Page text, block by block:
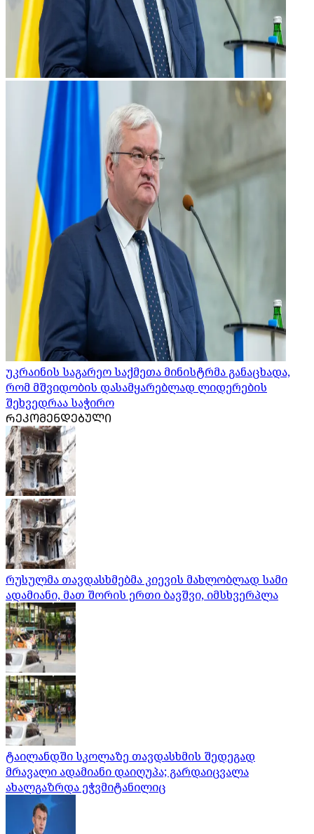
უკრაინის საგარეო საქმეთა მინისტრმა განაცხადა,
რომ მშვიდობის დასამყარებლად ლიდერების
შეხვედრაა საჭირო
ᲠᲔᲙᲝᲛᲔᲜᲓᲔᲑᲣᲚᲘ
რუსულმა თავდასხმებმა კიევის მახლობლად სამი
ადამიანი, მათ შორის ერთი ბავშვი, იმსხვერპლა
ტაილანდში სკოლაზე თავდასხმის შედეგად
მრავალი ადამიანი დაიღუპა; გარდაიცვალა
ახალგაზრდა ეჭვმიტანილიც